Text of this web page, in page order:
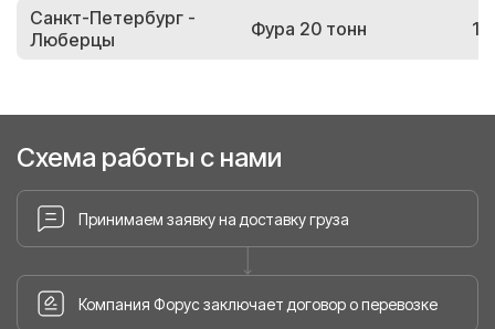
Санкт-Петербург -
Люберцы
Фура 20 тонн
Схема работы с нами
Принимаем заявку на доставку груза
Компания Форус заключает договор о перевозке